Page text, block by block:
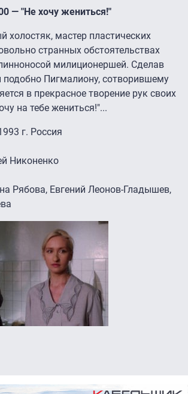
— "Не хочу жениться!"
холостяк, мастер пластических
странных обстоятельствах
милиционершей. Сделав
подобно Пигмалиону, сотворившему
в прекрасное творение рук своих
на тебе жениться!"...
г. Россия
Никоненко
Рябова, Евгений Леонов-Гладышев,